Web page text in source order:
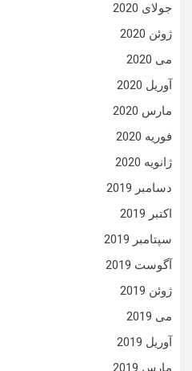
جولای 2020
ژوئن 2020
می 2020
آوریل 2020
مارس 2020
فوریه 2020
ژانویه 2020
دسامبر 2019
اکتبر 2019
سپتامبر 2019
آگوست 2019
ژوئن 2019
می 2019
آوریل 2019
مارس 2019